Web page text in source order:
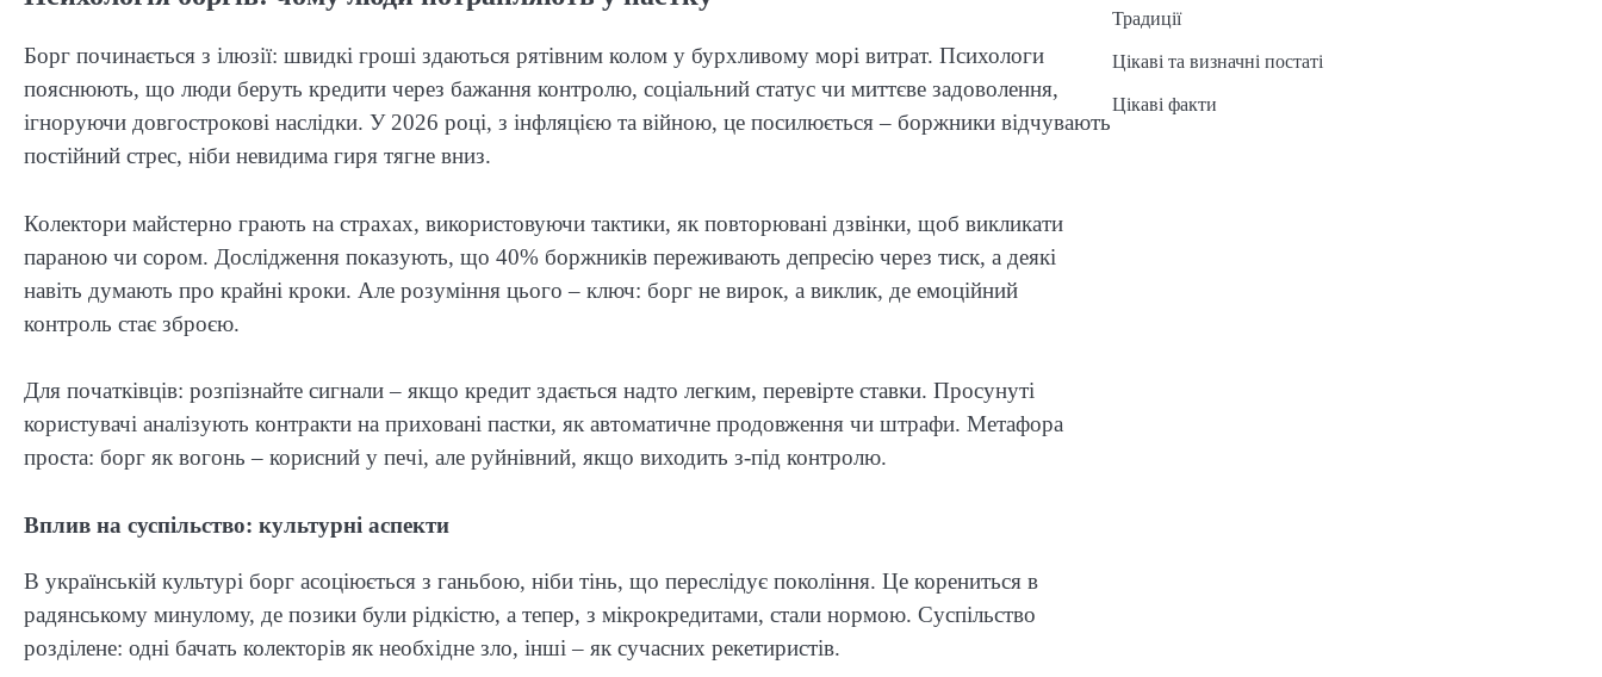
Борг починається з ілюзії: швидкі гроші здаються рятівним колом у бурхливому морі витрат. Психологи
пояснюють, що люди беруть кредити через бажання контролю, соціальний статус чи миттєве задоволення,
ігноруючи довгострокові наслідки. У 2026 році, з інфляцією та війною, це посилюється – боржники відчувають
постійний стрес, ніби невидима гиря тягне вниз.
Колектори майстерно грають на страхах, використовуючи тактики, як повторювані дзвінки, щоб викликати
параною чи сором. Дослідження показують, що 40% боржників переживають депресію через тиск, а деякі
навіть думають про крайні кроки. Але розуміння цього – ключ: борг не вирок, а виклик, де емоційний
контроль стає зброєю.
Для початківців: розпізнайте сигнали – якщо кредит здається надто легким, перевірте ставки. Просунуті
користувачі аналізують контракти на приховані пастки, як автоматичне продовження чи штрафи. Метафора
проста: борг як вогонь – корисний у печі, але руйнівний, якщо виходить з-під контролю.
Вплив на суспільство: культурні аспекти
В українській культурі борг асоціюється з ганьбою, ніби тінь, що переслідує покоління. Це корениться в
радянському минулому, де позики були рідкістю, а тепер, з мікрокредитами, стали нормою. Суспільство
розділене: одні бачать колекторів як необхідне зло, інші – як сучасних рекетиристів.
Традиції
Цікаві та визначні постаті
Цікаві факти